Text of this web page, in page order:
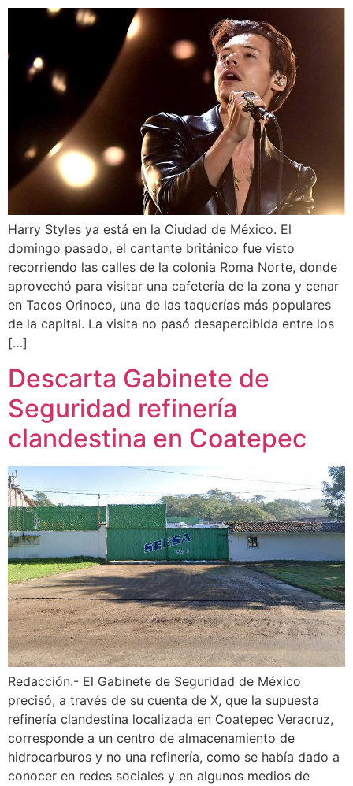
Harry Styles ya está en la Ciudad de México. El
domingo pasado, el cantante británico fue visto
recorriendo las calles de la colonia Roma Norte, donde
aprovechó para visitar una cafetería de la zona y cenar
en Tacos Orinoco, una de las taquerías más populares
de la capital. La visita no pasó desapercibida entre los
[…]
Descarta Gabinete de
Seguridad refinería
clandestina en Coatepec
Redacción.- El Gabinete de Seguridad de México
precisó, a través de su cuenta de X, que la supuesta
refinería clandestina localizada en Coatepec Veracruz,
corresponde a un centro de almacenamiento de
hidrocarburos y no una refinería, como se había dado a
conocer en redes sociales y en algunos medios de